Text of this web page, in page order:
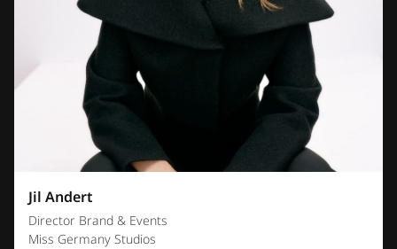
Jil Andert
Director Brand & Events
Miss Germany Studios